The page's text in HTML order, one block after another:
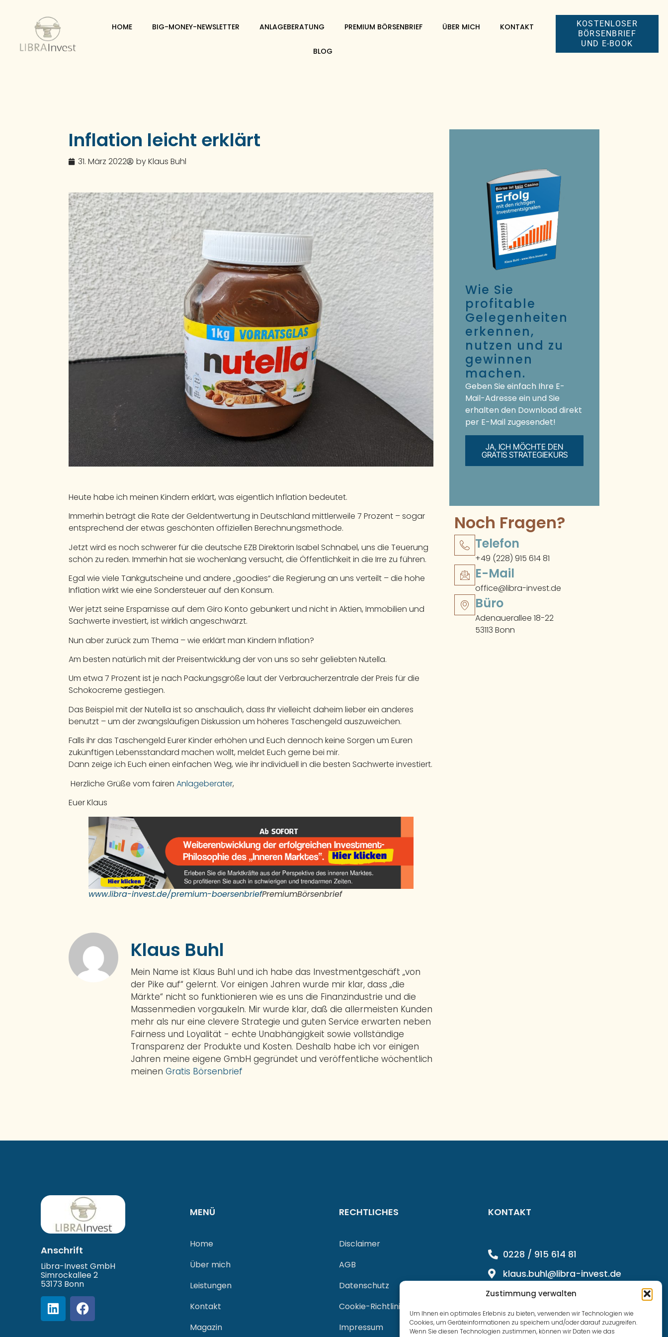
Zustimmung verwalten
Um Ihnen ein optimales Erlebnis zu bieten, verwenden wir Technologien wie
Cookies, um Geräteinformationen zu speichern und/oder darauf zuzugreifen.
Wenn Sie diesen Technologien zustimmen, können wir Daten wie das
HOME BIG-MONEY-NEWSLETTER ANLAGEBERATUNG PREMIUM BÖRSENBRIEF ÜBER MICH KONTAKT
BLOG
KOSTENLOSER
BÖRSENBRIEF
UND E-BOOK
Inflation leicht erklärt
31. März 2022 byKlaus Buhl
Heute habe ich meinen Kindern erklärt, was eigentlich Inflation bedeutet.
Immerhin beträgt die Rate der Geldentwertung in Deutschland mittlerweile 7 Prozent – sogar
entsprechend der etwas geschönten offiziellen Berechnungsmethode.
Jetzt wird es noch schwerer für die deutsche EZB Direktorin Isabel Schnabel, uns die Teuerung
schön zu reden. Immerhin hat sie wochenlang versucht, die Öffentlichkeit in die Irre zu führen.
Egal wie viele Tankgutscheine und andere „goodies“ die Regierung an uns verteilt – die hohe
Inflation wirkt wie eine Sondersteuer auf den Konsum.
Wer jetzt seine Ersparnisse auf dem Giro Konto gebunkert und nicht in Aktien, Immobilien und
Sachwerte investiert, ist wirklich angeschwärzt.
Nun aber zurück zum Thema – wie erklärt man Kindern Inflation?
Am besten natürlich mit der Preisentwicklung der von uns so sehr geliebten Nutella.
Um etwa 7 Prozent ist je nach Packungsgröße laut der Verbraucherzentrale der Preis für die
Schokocreme gestiegen.
Das Beispiel mit der Nutella ist so anschaulich, dass Ihr vielleicht daheim lieber ein anderes
benutzt – um der zwangsläufigen Diskussion um höheres Taschengeld auszuweichen.
Falls ihr das Taschengeld Eurer Kinder erhöhen und Euch dennoch keine Sorgen um Euren
zukünftigen Lebensstandard machen wollt, meldet Euch gerne bei mir.
Dann zeige ich Euch einen einfachen Weg, wie ihr individuell in die besten Sachwerte investiert.
Herzliche Grüße vom fairen Anlageberater,
Euer Klaus
www.libra-invest.de/premium-boersenbriefPremiumBörsenbrief
Klaus Buhl
Mein Name ist Klaus Buhl und ich habe das Investmentgeschäft „von
der Pike auf“ gelernt. Vor einigen Jahren wurde mir klar, dass „die
Märkte“ nicht so funktionieren wie es uns die Finanzindustrie und die
Massenmedien vorgaukeln. Mir wurde klar, daß die allermeisten Kunden
mehr als nur eine clevere Strategie und guten Service erwarten neben
Fairness und Loyalität - echte Unabhängigkeit sowie vollständige
Transparenz der Produkte und Kosten. Deshalb habe ich vor einigen
Jahren meine eigene GmbH gegründet und veröffentliche wöchentlich
meinen Gratis Börsenbrief
Wie Sie
profitable
Gelegenheiten
erkennen,
nutzen und zu
gewinnen
machen.
Geben Sie einfach Ihre E-
Mail-Adresse ein und Sie
erhalten den Download direkt
per E-Mail zugesendet!
JA, ICH MÖCHTE DEN
GRATIS STRATEGIEKURS
Noch Fragen?
Telefon
+49 (228) 915 614 81
E-Mail
office@libra-invest.de
Büro
Adenauerallee 18-22
53113 Bonn
Anschrift
Libra-Invest GmbH
Simrockallee 2
53173 Bonn
MENÜ
Home
Über mich
Leistungen
Kontakt
Magazin
RECHTLICHES
Disclaimer
AGB
Datenschutz
Cookie-Richtlinie (EU)
Impressum
KONTAKT
0228 / 915 614 81
klaus.buhl@libra-invest.de